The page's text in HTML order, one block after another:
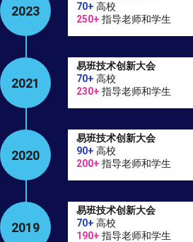
2023
70+ 高校
250+ 指导老师和学生
2021
易班技术创新大会
70+ 高校
230+ 指导老师和学生
2020
易班技术创新大会
90+ 高校
200+ 指导老师和学生
2019
易班技术创新大会
70+ 高校
190+ 指导老师和学生